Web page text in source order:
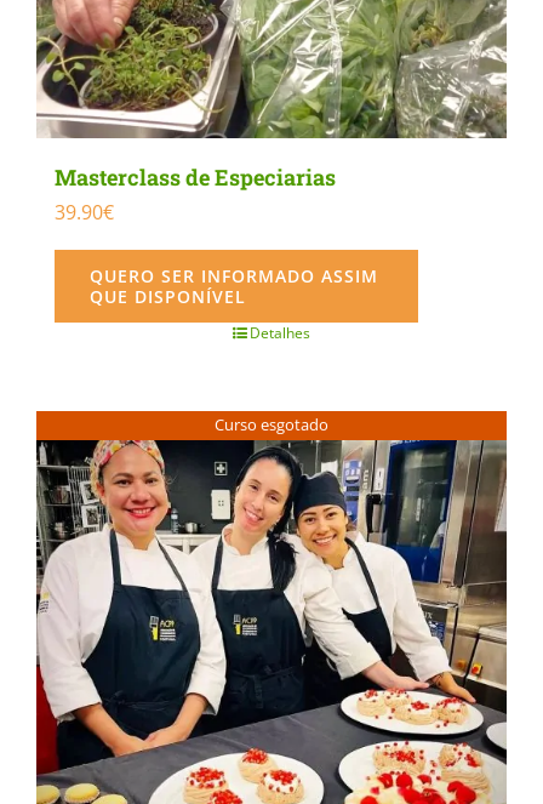
Masterclass de Especiarias
39.90€
QUERO SER INFORMADO ASSIM
QUE DISPONÍVEL
Detalhes
Curso esgotado